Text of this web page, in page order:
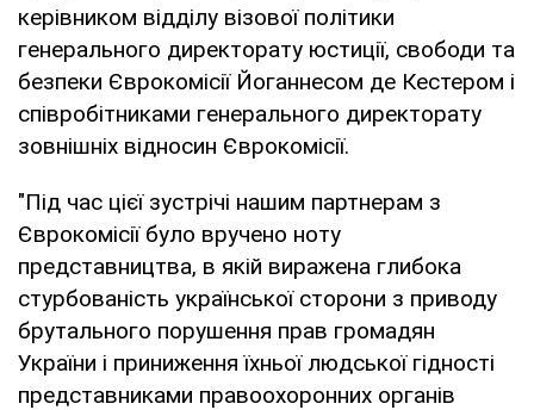
керівником відділу візової політики
генерального директорату юстиції, свободи та
безпеки Єврокомісії Йоганнесом де Кестером і
співробітниками генерального директорату
зовнішніх відносин Єврокомісії.
"Під час цієї зустрічі нашим партнерам з
Єврокомісії було вручено ноту
представництва, в якій виражена глибока
стурбованість української сторони з приводу
брутального порушення прав громадян
України і приниження їхньої людської гідності
представниками правоохоронних органів